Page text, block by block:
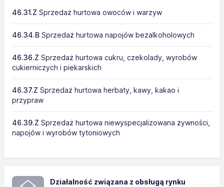
46.31.Z Sprzedaż hurtowa owoców i warzyw
46.34.B Sprzedaż hurtowa napojów bezalkoholowych
46.36.Z Sprzedaż hurtowa cukru, czekolady, wyrobów
cukierniczych i piekarskich
46.37.Z Sprzedaż hurtowa herbaty, kawy, kakao i
przypraw
46.39.Z Sprzedaż hurtowa niewyspecjalizowana żywności,
napojów i wyrobów tytoniowych
Działalność związana z obsługą rynku